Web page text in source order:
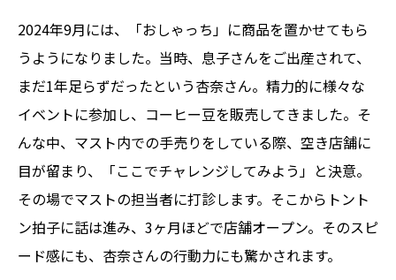
2024年9月には、「おしゃっち」に商品を置かせてもら
うようになりました。当時、息子さんをご出産されて、
まだ1年足らずだったという杏奈さん。精力的に様々な
イベントに参加し、コーヒー豆を販売してきました。そ
んな中、マスト内での手売りをしている際、空き店舗に
目が留まり、「ここでチャレンジしてみよう」と決意。
その場でマストの担当者に打診します。そこからトント
ン拍子に話は進み、3ヶ月ほどで店舗オープン。そのスピ
ード感にも、杏奈さんの行動力にも驚かされます。